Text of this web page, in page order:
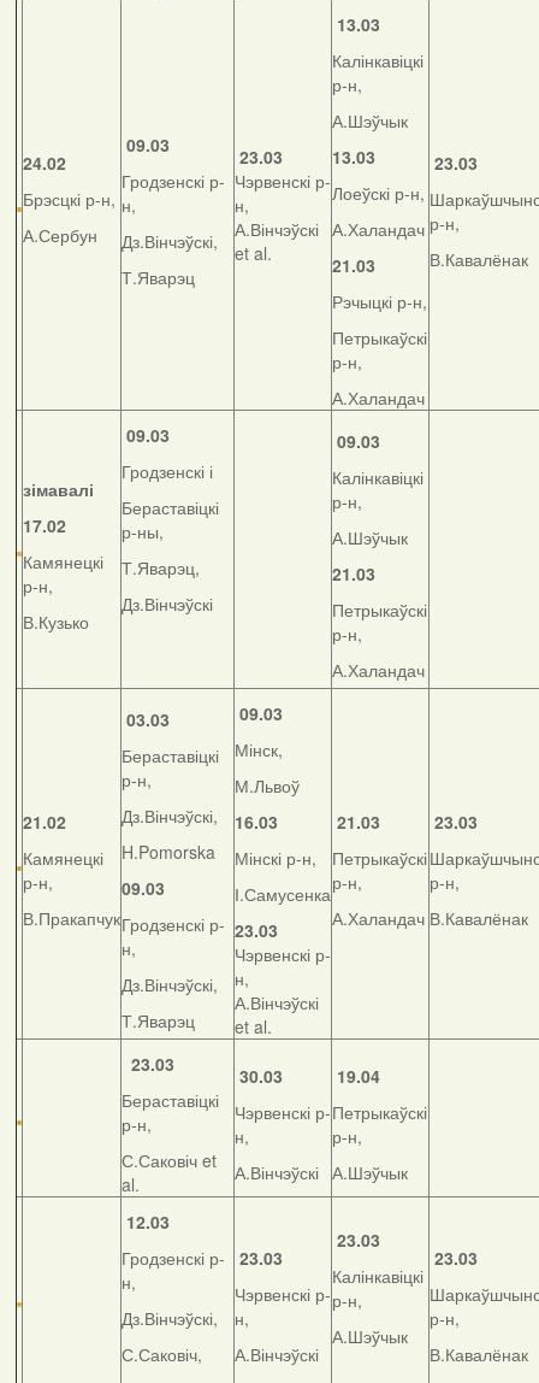
24.02
Брэсцкі р-н,
А.Сербун
09.03
Гродзенскі р-
н,
Дз.Вінчэўскі,
Т.Яварэц
23.03
Чэрвенскі р-
н,
А.Вінчэўскі
et al.
13.03
Калінкавіцкі
р-н,
А.Шэўчык
13.03
Лоеўскі р-н,
А.Халандач
21.03
Рэчыцкі р-н,
Петрыкаўскі
р-н,
А.Халандач
23.03
р-н,
В.Кавалёнак
зімавалі
17.02
Камянецкі
р-н,
В.Кузько
09.03
Гродзенскі і
Бераставіцкі
р-ны,
Т.Яварэц,
Дз.Вінчэўскі
09.03
Калінкавіцкі
р-н,
А.Шэўчык
21.03
Петрыкаўскі
р-н,
А.Халандач
21.02
Камянецкі
р-н,
В.Пракапчук
03.03
Бераставіцкі
р-н,
Дз.Вінчэўскі,
H.Pomorska
09.03
Гродзенскі р-
н,
Дз.Вінчэўскі,
Т.Яварэц
09.03
Мінск,
М.Львоў
16.03
Мінскі р-н,
І.Самусенка
23.03
Чэрвенскі р-
н,
А.Вінчэўскі
et al.
21.03
Петрыкаўскі
р-н,
А.Халандач
23.03
р-н,
В.Кавалёнак
23.03
Бераставіцкі
р-н,
С.Саковіч et
al.
30.03
Чэрвенскі р-
н,
А.Вінчэўскі
19.04
Петрыкаўскі
р-н,
А.Шэўчык
12.03
Гродзенскі р-
н,
Дз.Вінчэўскі,
С.Саковіч,
23.03
Чэрвенскі р-
н,
А.Вінчэўскі
23.03
Калінкавіцкі
р-н,
А.Шэўчык
23.03
р-н,
В.Кавалёнак